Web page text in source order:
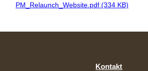
PM_Relaunch_Website.pdf (334 KB)
Kontakt